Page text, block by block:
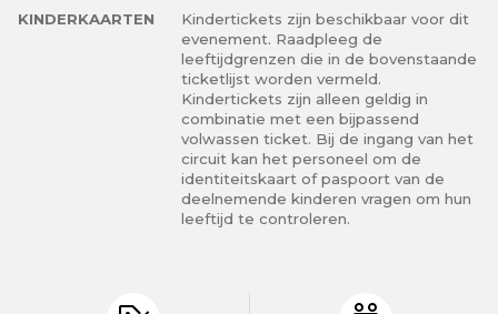
KINDERKAARTEN
Kindertickets zijn beschikbaar voor dit
evenement. Raadpleeg de
leeftijdgrenzen die in de bovenstaande
ticketlijst worden vermeld.
Kindertickets zijn alleen geldig in
combinatie met een bijpassend
volwassen ticket. Bij de ingang van het
circuit kan het personeel om de
identiteitskaart of paspoort van de
deelnemende kinderen vragen om hun
leeftijd te controleren.